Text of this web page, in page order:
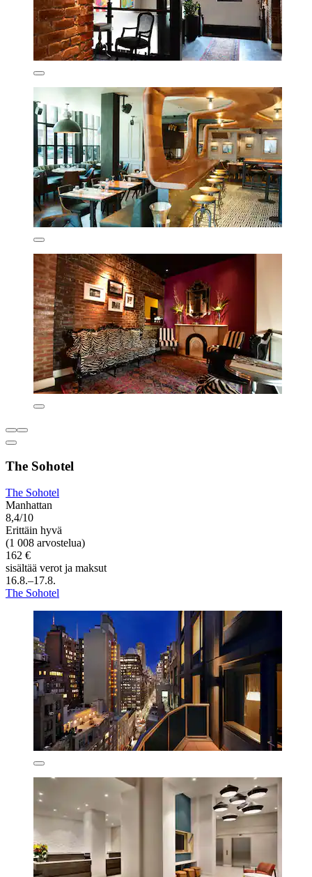
The Sohotel
The Sohotel
Manhattan
8,4/10
Erittäin hyvä
(1 008 arvostelua)
162 €
sisältää verot ja maksut
16.8.–17.8.
The Sohotel